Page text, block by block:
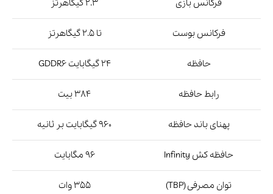
فرکانس بازی 2.3 گیگاهرتز
فرکانس بوست تا 2.5 گیگاهرتز
حافظه 24 گیگابایت GDDR6
رابط حافظه 384 بیت
پهنای باند حافظه 960 گیگابایت بر ثانیه
حافظه کش Infinity 96 مگابایت
توان مصرفی (TBP) 355 وات